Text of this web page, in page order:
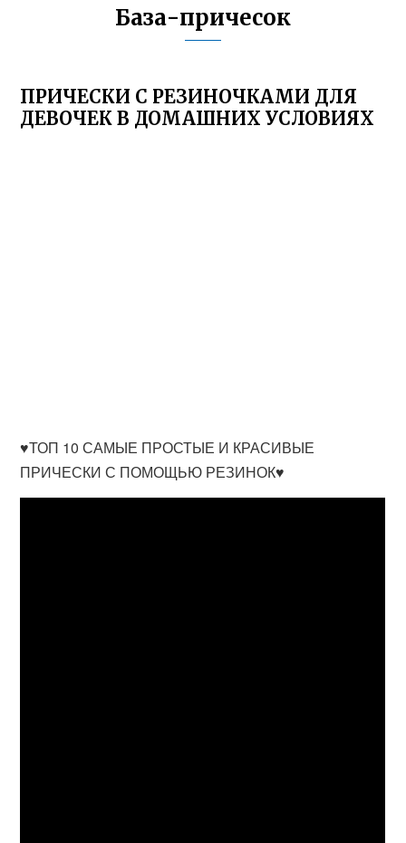
База-причесок
ПРИЧЕСКИ С РЕЗИНОЧКАМИ ДЛЯ
ДЕВОЧЕК В ДОМАШНИХ УСЛОВИЯХ
♥ТОП 10 САМЫЕ ПРОСТЫЕ И КРАСИВЫЕ
ПРИЧЕСКИ С ПОМОЩЬЮ РЕЗИНОК♥